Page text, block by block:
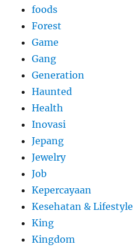
foods
Forest
Game
Gang
Generation
Haunted
Health
Inovasi
Jepang
Jewelry
Job
Kepercayaan
Kesehatan & Lifestyle
King
Kingdom